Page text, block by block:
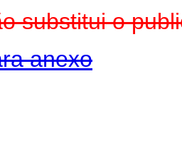
substitui o
anexo